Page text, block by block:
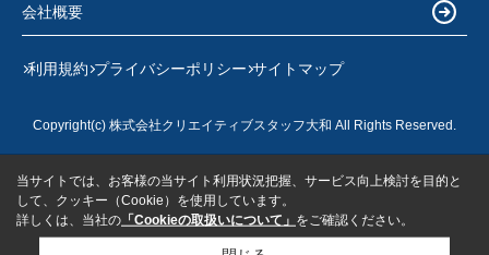
会社概要
利用規約 プライバシーポリシー サイトマップ
Copyright(c) 株式会社クリエイティブスタッフ大和 All Rights Reserved.
当サイトでは、お客様の当サイト利用状況把握、サービス向上検討を目的と
して、クッキー（Cookie）を使用しています。
詳しくは、当社の 「Cookieの取扱いについて」 をご確認ください。